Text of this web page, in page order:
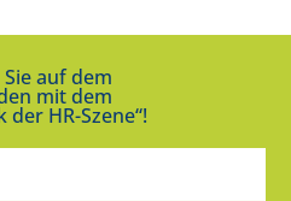
auf dem
mit dem
der HR-Szene“!